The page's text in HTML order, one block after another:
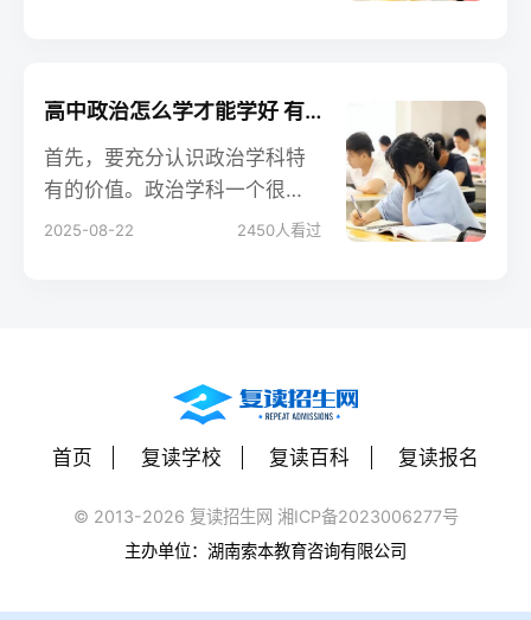
走，要知道自己哪里学会了，
救。
高中政治怎么学才能学好 有哪些方法
首先，要充分认识政治学科特
有的价值。政治学科一个很重
要的价值体现在，它是人们认
2025-08-22 2450人看过
首页 复读学校 复读百科 复读报名
© 2013-2026 复读招生网 湘ICP备2023006277号
主办单位：湖南索本教育咨询有限公司